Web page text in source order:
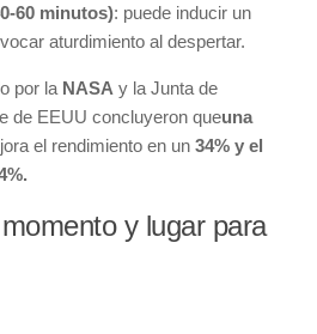
60 minutos): puede inducir un
aturdimiento al despertar.
por la NASA y la Junta de
de EEUU concluyeron queuna
el rendimiento en un 34% y el
y lugar para